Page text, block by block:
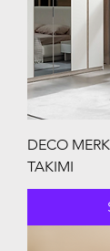
DECO
TAKIMI